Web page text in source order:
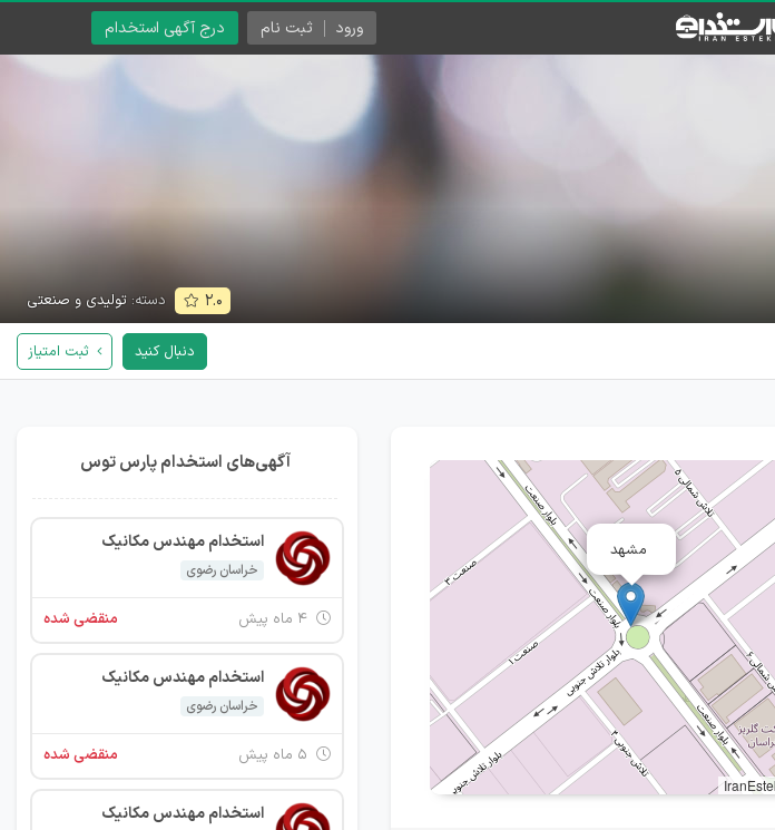
درج آگهی استخدام ورود ثبت نام
۲.۰ دسته: تولیدی و صنعتی
دنبال کنید ثبت امتیاز
مشهد
آگهی‌های استخدام پارس توس
استخدام مهندس مکانیک
خراسان رضوی
منقضی شده
استخدام مهندس مکانیک
خراسان رضوی
منقضی شده
استخدام مهندس مکانیک